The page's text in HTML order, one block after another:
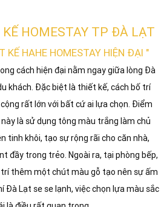
HOMESTAY TP ĐÀ LẠT
KẾ HAHE HOMESTAY HIỆN ĐẠI "
cách hiện đại nằm ngay giữa lòng Đà
khách. Đặc biệt là thiết kế, cách bố trí
rất lớn với bất cứ ai lựa chọn. Điểm
là sử dụng tông màu trắng làm chủ
tinh khôi, tạo sự rộng rãi cho căn nhà,
đầy trong trẻo. Ngoài ra, tại phòng bếp,
thêm một chút màu gỗ tạo nên sự ấm
Đà Lạt se se lạnh, việc chọn lựa màu sắc